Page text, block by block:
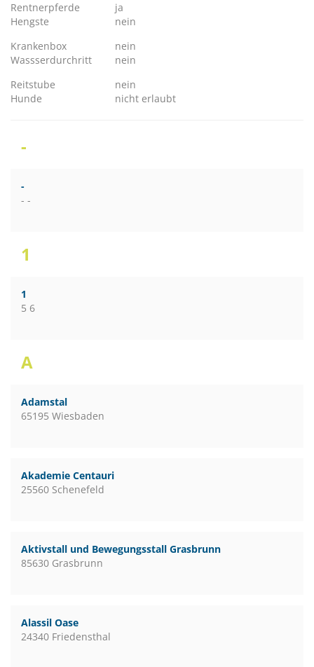
Rentnerpferde
ja
Hengste
nein
Krankenbox
nein
Wassserdurchritt
nein
Reitstube
nein
Hunde
nicht erlaubt
-
-
- -
1
1
5 6
A
Adamstal
65195 Wiesbaden
Akademie Centauri
25560 Schenefeld
Aktivstall und Bewegungsstall Grasbrunn
85630 Grasbrunn
Alassil Oase
24340 Friedensthal